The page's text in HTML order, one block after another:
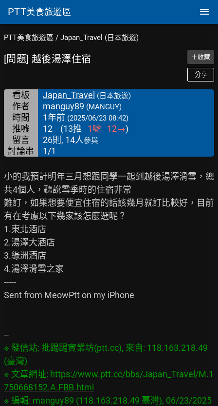
PTT美食旅遊區
PTT美食旅遊區 / Japan_Travel (日本旅遊)
[問題] 越後湯澤住宿 ＋收藏
分享
看板 Japan_Travel (日本旅遊)
作者 manguy89 (MANGUY)
時間 1年前 (2025/06/23 08:42)
推噓 12 (13推 1噓 12→)
留言
26則, 14人參與
討論串 1/1
小的我預計明年三月想跟同學一起到越後湯澤滑雪，總
共4個人，聽說雪季時的住宿非常
難訂，如果想要便宜住宿的話該幾月就訂比較好，目前
有在考慮以下幾家該怎麼選呢？
1.東北酒店
2.湯澤大酒店
3.綠洲酒店
4.湯澤滑雪之家
-----
Sent from MeowPtt on my iPhone
※ 發信站: 批踢踢實業坊(ptt.cc), 來自: 118.163.218.49
(臺灣)
※ 文章網址: https://www.ptt.cc/bbs/Japan_Travel/M.1
750668152.A.FBB.html
※ 編輯: manguy89 (118.163.218.49 臺灣), 06/23/2025